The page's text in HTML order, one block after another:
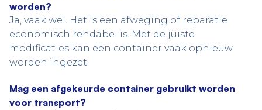
worden?
Ja, vaak wel. Het is een afweging of reparatie
economisch rendabel is. Met de juiste
modificaties kan een container vaak opnieuw
worden ingezet.
Mag een afgekeurde container gebruikt worden
voor transport?